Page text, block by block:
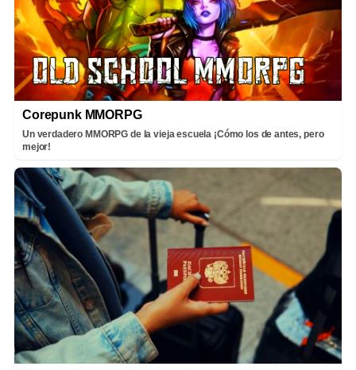
Corepunk MMORPG
Un verdadero MMORPG de la vieja escuela ¡Cómo los de antes, pero
mejor!